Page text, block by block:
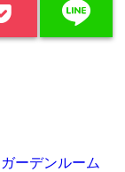
line
ーデンルーム